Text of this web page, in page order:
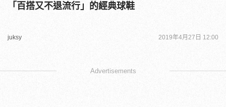
「百搭又不退流行」的經典球鞋
juksy 2019年4月27日 12:00
Advertisements